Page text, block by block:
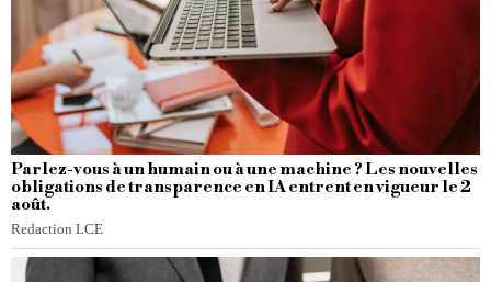
Parlez-vous à un humain ou à une machine ? Les nouvelles
obligations de transparence en IA entrent en vigueur le 2
août.
Redaction LCE